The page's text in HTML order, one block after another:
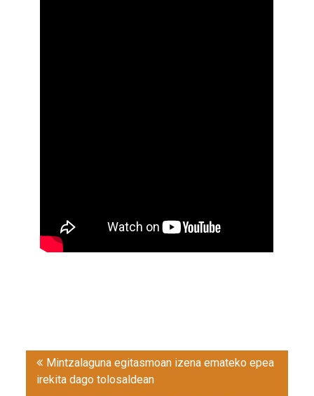
Post
navigation
Mintzalaguna egitasmoan izena emateko epea
irekita dago tolosaldean